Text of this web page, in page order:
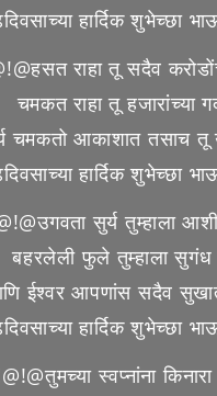
हार्दिक शुभेच्छा
राहा तू सदैव
चमकत राहा तू हजारांच्या
चमकतो आकाशात तसाच तू
हार्दिक शुभेच्छा
सुर्य तुम्हाला
बहरलेली फुले तुम्हाला सुगंध
ईश्वर आपणांस सदैव
हार्दिक शुभेच्छा
स्वप्नांना